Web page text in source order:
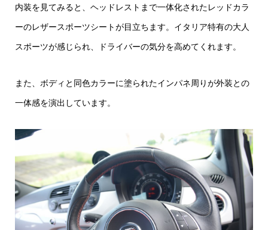
内装を見てみると、ヘッドレストまで一体化されたレッドカラ
ーのレザースポーツシートが目立ちます。イタリア特有の大人
スポーツが感じられ、ドライバーの気分を高めてくれます。
また、ボディと同色カラーに塗られたインパネ周りが外装との
一体感を演出しています。